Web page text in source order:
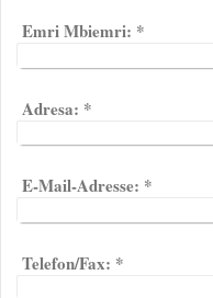
Emri Mbiemri: *
Adresa: *
E-Mail-Adresse: *
Telefon/Fax: *